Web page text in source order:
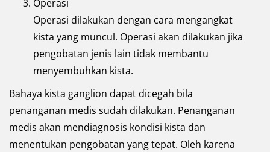
Operasi
Operasi dilakukan dengan cara mengangkat
kista yang muncul. Operasi akan dilakukan jika
pengobatan jenis lain tidak membantu
menyembuhkan kista.
Bahaya kista ganglion dapat dicegah bila
penanganan medis sudah dilakukan. Penanganan
medis akan mendiagnosis kondisi kista dan
menentukan pengobatan yang tepat. Oleh karena